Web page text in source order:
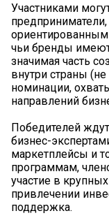
Участниками
чьи бренды имеют
значимая часть
внутри страны
номинации,
направлений
Победителей
бизнес-
маркетплейсы и
программам,
участие в
привлечении
поддержка.